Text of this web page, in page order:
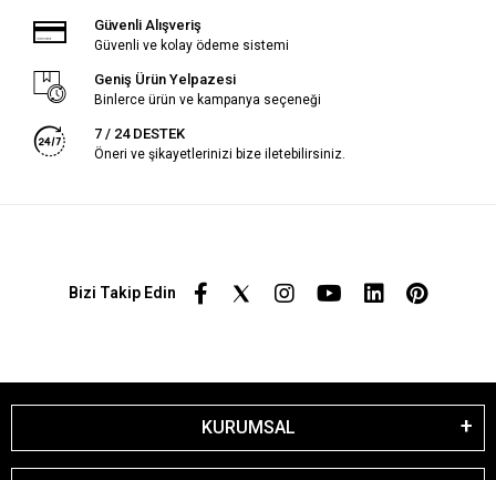
Güvenli Alışveriş
Güvenli ve kolay ödeme sistemi
Geniş Ürün Yelpazesi
Binlerce ürün ve kampanya seçeneği
7 / 24 DESTEK
Öneri ve şikayetlerinizi bize iletebilirsiniz.
Bizi Takip Edin
KURUMSAL